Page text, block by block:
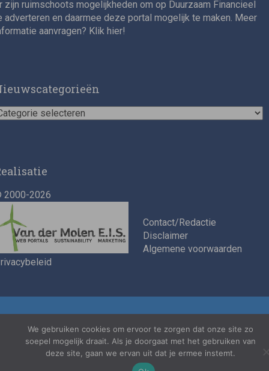
zijn ruimschoots mogelijkheden om op Duurzaam Financieel
adverteren en daarmee deze portal mogelijk te maken. Meer
aanvragen? Klik hier!
2000-2026
Contact/Redactie
Disclaimer
Algemene voorwaarden
We gebruiken cookies om ervoor te zorgen dat onze site zo
soepel mogelijk draait. Als je doorgaat met het gebruiken van
deze site, gaan we ervan uit dat je ermee instemt.